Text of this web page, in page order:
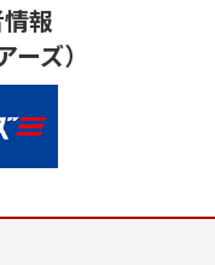
報
ーズ）